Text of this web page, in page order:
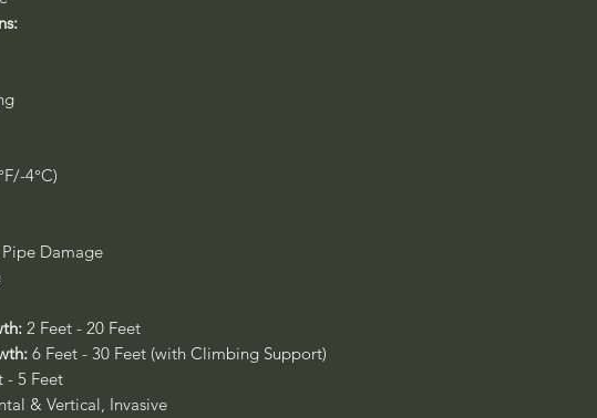
4°C)
Damage
2 Feet - 20 Feet
6 Feet - 30 Feet (with Climbing Support)
- 5 Feet
& Vertical, Invasive